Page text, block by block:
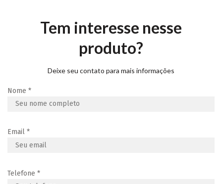
Tem interesse nesse
produto?
Deixe seu contato para mais informações
Nome *
Email *
Telefone *